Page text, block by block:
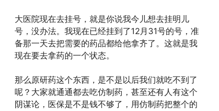
大医院现在去挂号，就是你说我今儿想去挂明儿
号，没办法。我现在已经挂到了12月31号的号，准
备那一天去把需要的药品都给他拿齐了。这就是我
现在要去拿药的一个状态。
那么原研药这个东西，是不是以后我们就吃不到了
呢？大家就通通都去吃仿制药，甚至还有人有这个
阴谋论，医保是不是钱不够了，用仿制药把整个的